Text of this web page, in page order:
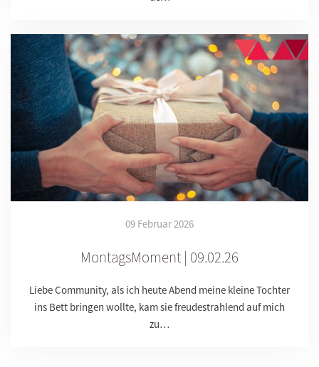
09 Februar 2026
MontagsMoment | 09.02.26
Liebe Community, als ich heute Abend meine kleine Tochter
ins Bett bringen wollte, kam sie freudestrahlend auf mich
zu…